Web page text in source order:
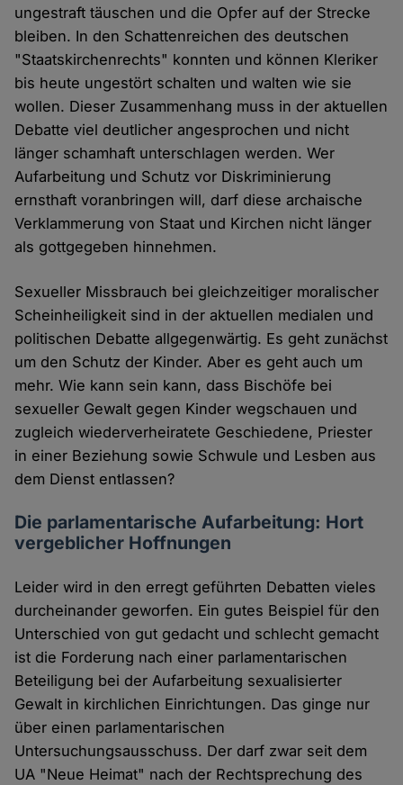
ungestraft täuschen und die Opfer auf der Strecke
bleiben. In den Schattenreichen des deutschen
"Staatskirchenrechts" konnten und können Kleriker
bis heute ungestört schalten und walten wie sie
wollen. Dieser Zusammenhang muss in der aktuellen
Debatte viel deutlicher angesprochen und nicht
länger schamhaft unterschlagen werden. Wer
Aufarbeitung und Schutz vor Diskriminierung
ernsthaft voranbringen will, darf diese archaische
Verklammerung von Staat und Kirchen nicht länger
als gottgegeben hinnehmen.
Sexueller Missbrauch bei gleichzeitiger moralischer
Scheinheiligkeit sind in der aktuellen medialen und
politischen Debatte allgegenwärtig. Es geht zunächst
um den Schutz der Kinder. Aber es geht auch um
mehr. Wie kann sein kann, dass Bischöfe bei
sexueller Gewalt gegen Kinder wegschauen und
zugleich wiederverheiratete Geschiedene, Priester
in einer Beziehung sowie Schwule und Lesben aus
dem Dienst entlassen?
Die parlamentarische Aufarbeitung: Hort
vergeblicher Hoffnungen
Leider wird in den erregt geführten Debatten vieles
durcheinander geworfen. Ein gutes Beispiel für den
Unterschied von gut gedacht und schlecht gemacht
ist die Forderung nach einer parlamentarischen
Beteiligung bei der Aufarbeitung sexualisierter
Gewalt in kirchlichen Einrichtungen. Das ginge nur
über einen parlamentarischen
Untersuchungsausschuss. Der darf zwar seit dem
UA "Neue Heimat" nach der Rechtsprechung des